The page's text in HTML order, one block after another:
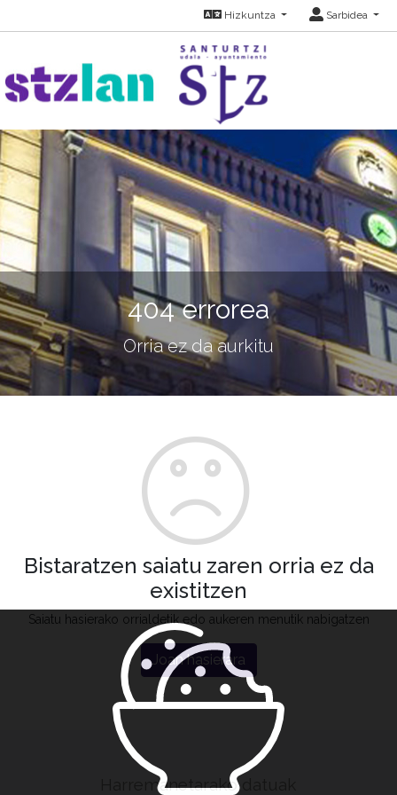
Hizkuntza Sarbidea
404 errorea
Orria ez da aurkitu
Bistaratzen saiatu zaren orria ez da
existitzen
Saiatu hasierako orrialdetik edo aukeren menutik nabigatzen
Joan hasierara
Harremanetarako datuak